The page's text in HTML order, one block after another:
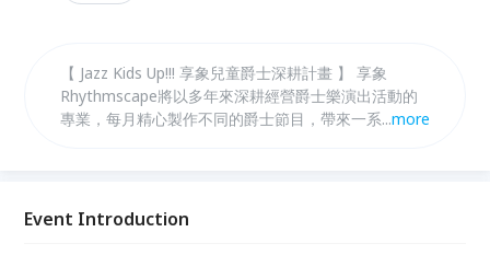
【 Jazz Kids Up!!! 享象兒童爵士深耕計畫 】 享象
Rhythmscape將以多年來深耕經營爵士樂演出活動的
專業，每月精心製作不同的爵士節目，帶來一系列適合
門。 以深入淺出的導聆，帶領孩子認識爵士樂的歷史
...more
Event Introduction